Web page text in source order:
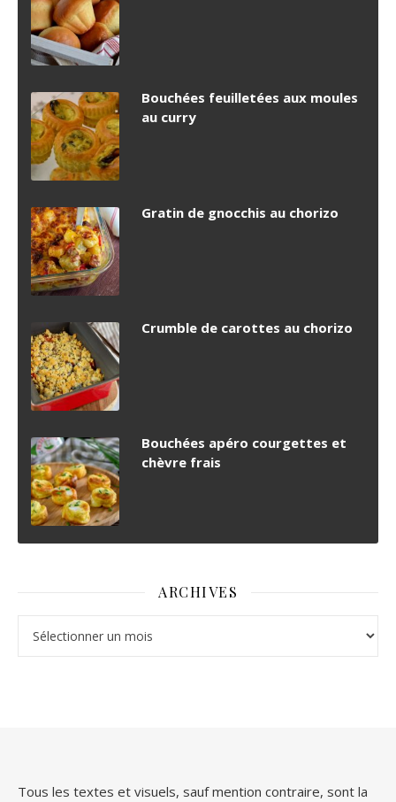
Bouchées feuilletées aux moules
au curry
Gratin de gnocchis au chorizo
Crumble de carottes au chorizo
Bouchées apéro courgettes et
chèvre frais
ARCHIVES
Tous les textes et visuels, sauf mention contraire, sont la